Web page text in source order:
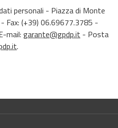
personali - Piazza di Monte
Fax: (+39) 06.69677.3785 -
mail: garante@gpdp.it - Posta
.